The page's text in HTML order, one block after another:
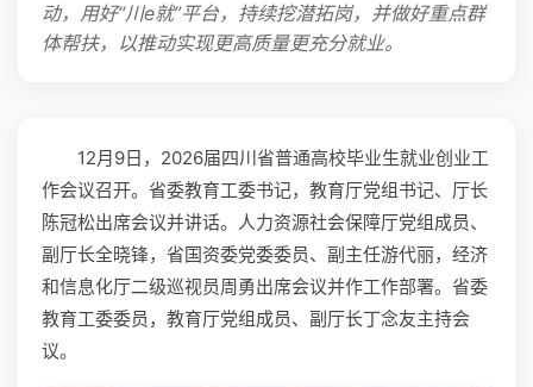
动，用好“川e就”平台，持续挖潜拓岗，并做好重点群
体帮扶，以推动实现更高质量更充分就业。
12月9日，2026届四川省普通高校毕业生就业创业工
作会议召开。省委教育工委书记，教育厅党组书记、厅长
陈冠松出席会议并讲话。人力资源社会保障厅党组成员、
副厅长全晓锋，省国资委党委委员、副主任游代丽，经济
和信息化厅二级巡视员周勇出席会议并作工作部署。省委
教育工委委员，教育厅党组成员、副厅长丁念友主持会
议。